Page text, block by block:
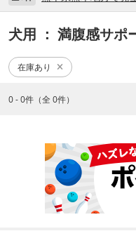
犬用 ： 満腹感サポ
在庫あり
0 - 0件（全 0件）